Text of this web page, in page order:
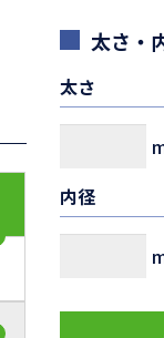
太さ・
太さ
内径